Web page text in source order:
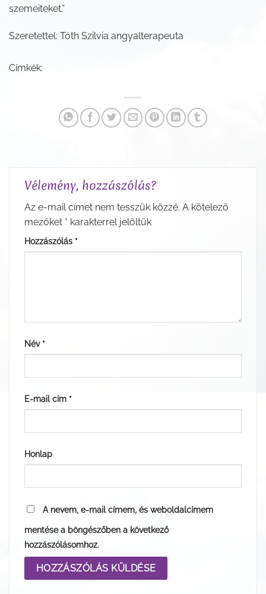
szemeiteket.”
Szeretettel: Tóth Szilvia angyalterapeuta
Címkék:
Vélemény, hozzászólás?
Az e-mail címet nem tesszük közzé. A kötelező
mezőket * karakterrel jelöltük
Hozzászólás *
Név *
E-mail cím *
Honlap
A nevem, e-mail címem, és weboldalcímem
mentése a böngészőben a következő
hozzászólásomhoz.